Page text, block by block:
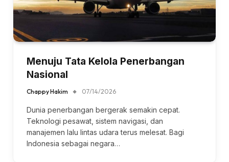
Menuju Tata Kelola Penerbangan
Nasional
Chappy Hakim 07/14/2026
Dunia penerbangan bergerak semakin cepat.
Teknologi pesawat, sistem navigasi, dan
manajemen lalu lintas udara terus melesat. Bagi
Indonesia sebagai negara…